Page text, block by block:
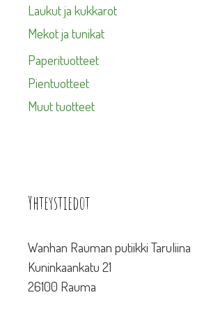
Laukut ja kukkarot
Mekot ja tunikat
Paperituotteet
Pientuotteet
Muut tuotteet
Yhteystiedot
Wanhan Rauman putiikki Taruliina
Kuninkaankatu 21
26100 Rauma